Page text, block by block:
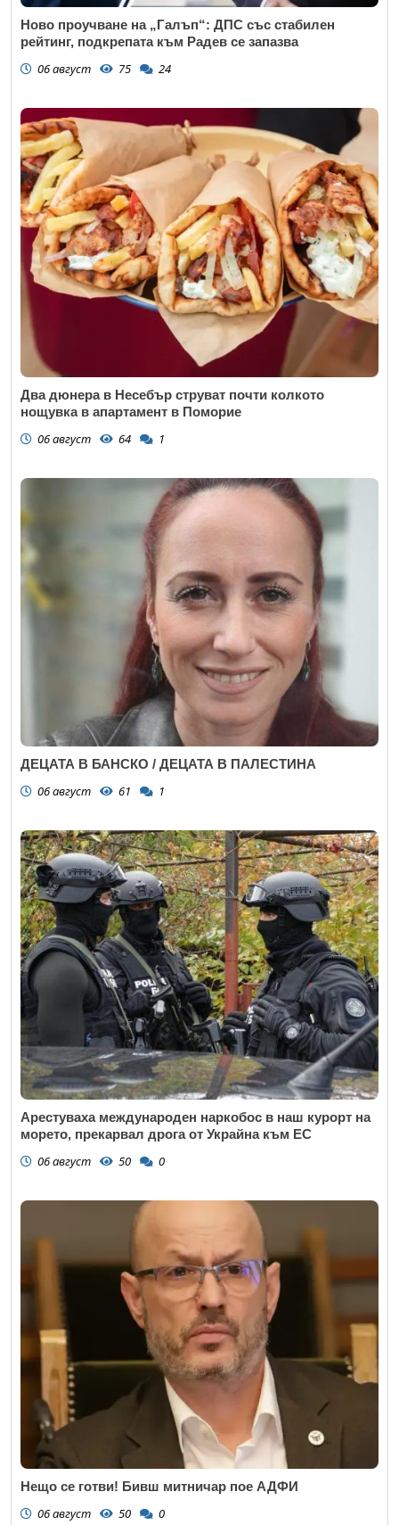
Ново проучване на „Галъп“: ДПС със стабилен
рейтинг, подкрепата към Радев се запазва
06 август 75 24
Два дюнера в Несебър струват почти колкото
нощувка в апартамент в Поморие
06 август 64 1
ДЕЦАТА В БАНСКО / ДЕЦАТА В ПАЛЕСТИНА
06 август 61 1
Арестуваха международен наркобос в наш курорт на
морето, прекарвал дрога от Украйна към ЕС
06 август 50 0
Нещо се готви! Бивш митничар пое АДФИ
06 август 50 0